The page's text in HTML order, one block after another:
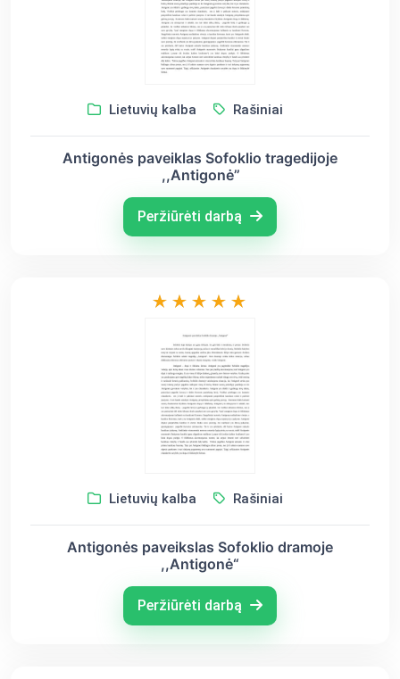
Lietuvių kalba Rašiniai
Antigonės paveiklas Sofoklio tragedijoje
,,Antigonė’’
Peržiūrėti darbą
Lietuvių kalba Rašiniai
Antigonės paveikslas Sofoklio dramoje
,,Antigonė“
Peržiūrėti darbą